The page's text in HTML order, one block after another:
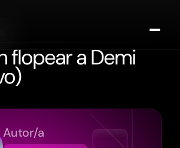
Sucribirse
flopear a Demi
Autor/a